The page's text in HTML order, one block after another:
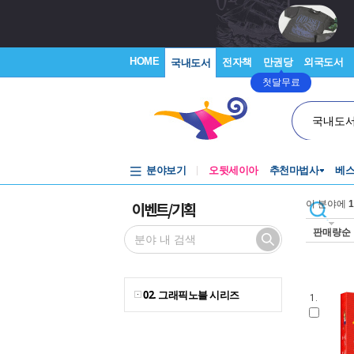
HOME 국내도서 전자책 만권당
첫달무료
외국도서
국내도
분야보기 오뒷세이아 추천마법사 베
이벤트/기획
02. 그래픽노블 시리즈
이 분야에
판매량순
1.